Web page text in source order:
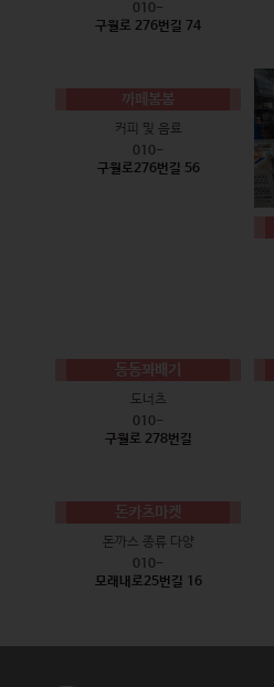
010-
구월로 276번길 74
까페봄봄
커피 및 음료
010-
구월로276번길 56
동동꽈배기
도너츠
010-
구월로 278번길
돈카츠마켓
돈까스 종류 다양
010-
모래내로25번길 16